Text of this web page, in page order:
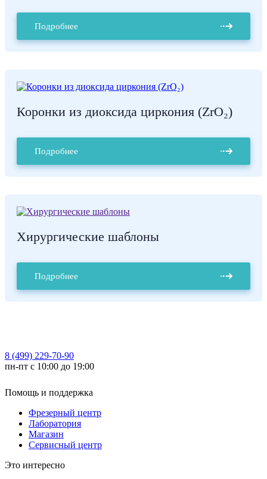
Подробнее
Коронки из диоксида циркония (ZrO₂)
Подробнее
Хирургические шаблоны
Подробнее
8 (499) 229-70-90
пн-пт с 10:00 до 19:00
Помощь и поддержка
Фрезерный центр
Лаборатория
Магазин
Сервисный центр
Это интересно